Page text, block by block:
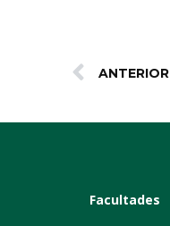
ANTERIOR
Facultades